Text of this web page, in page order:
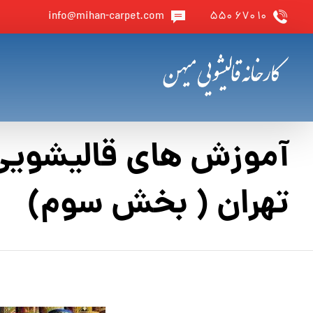
۱۰ ۶۷۰ ۵۵۰ info@mihan-carpet.com
آموزش های
تهران ( بخش سوم)